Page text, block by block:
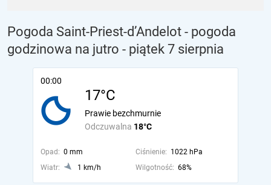
Pogoda Saint-Priest-d’Andelot - pogoda
godzinowa na jutro - piątek 7 sierpnia
00:00
17°C
Odczuwalna 18°C
Prawie bezchmurnie
Opad: 0 mm Ciśnienie: 1022 hPa
Wiatr:
1 km/h Wilgotność: 68%